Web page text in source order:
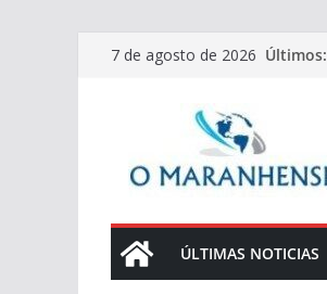
Pular7 de agosto de 2026 Últimos:
ÚLTIMAS NOTICIAS